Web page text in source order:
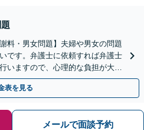
料・男女問題】夫婦や男女の問題
です。弁護士に依頼すれば弁護士
いますので、心理的な負担が大き
相談ください。
表を見る
メールで面談予約